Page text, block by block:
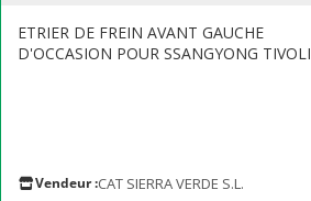
ETRIER DE FREIN AVANT GAUCHE
D'OCCASION POUR SSANGYONG TIVOLI
Vendeur :CAT SIERRA VERDE S.L.